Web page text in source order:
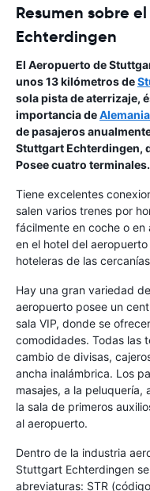
Resumen sobre
Echterdingen
El Aeropuerto de
unos 13 kilómetros de
sola pista de aterrizaje,
importancia deAlemania
de pasajeros
Stuttgart Echterdingen,
Posee cuatro terminales.
Tiene excelentes
salen varios trenes por
fácilmente en coche o en
en el hotel del
hoteleras de las
Hay una gran variedad
aeropuerto posee un
sala VIP, donde se
comodidades. Todas las
cambio de divisas,
ancha inalámbrica. Los
masajes, a la peluquería,
la sala de primeros
al aeropuerto.
Dentro de la industria
Stuttgart Echterdingen
abreviaturas: STR